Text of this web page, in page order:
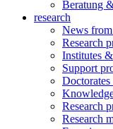
Beratung
research
News from
Research
Institutes
Support
Doctorates
Research
Research